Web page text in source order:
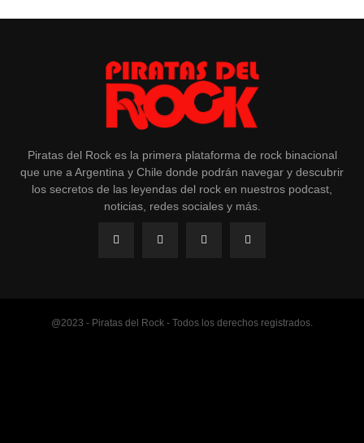
Piratas del Rock es la primera plataforma de rock binacional
que une a Argentina y Chile donde podrán navegar y descubrir
los secretos de las leyendas del rock en nuestros podcast,
noticias, redes sociales y más.
@2023 - Piratas del Rock - Todos los derechos registrados.